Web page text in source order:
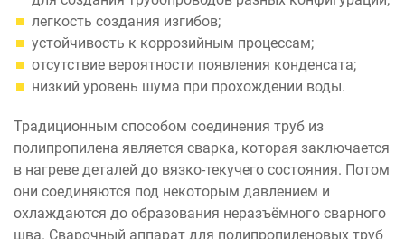
легкость создания изгибов;
устойчивость к коррозийным процессам;
отсутствие вероятности появления конденсата;
низкий уровень шума при прохождении воды.
Традиционным способом соединения труб из
полипропилена является сварка, которая заключается
в нагреве деталей до вязко-текучего состояния. Потом
они соединяются под некоторым давлением и
охлаждаются до образования неразъёмного сварного
шва. Сварочный аппарат для полипропиленовых труб